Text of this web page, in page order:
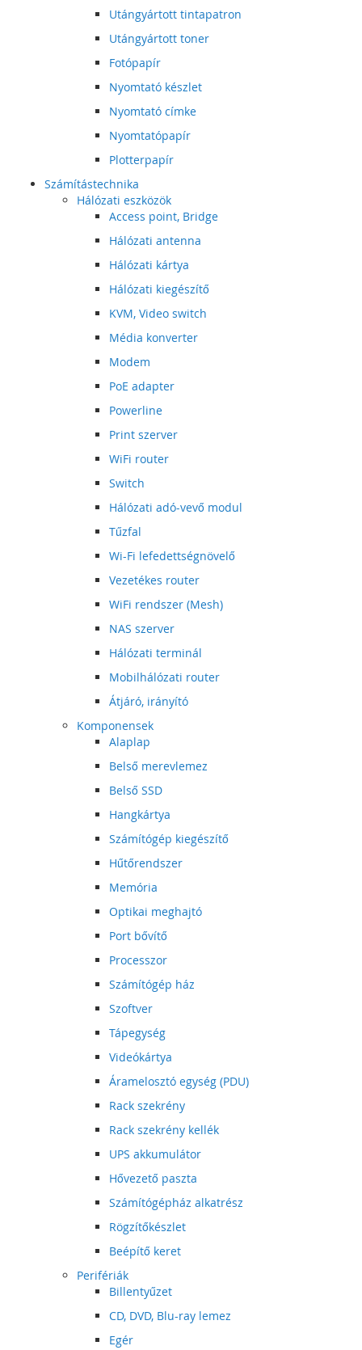
Utángyártott tintapatron
Utángyártott toner
Fotópapír
Nyomtató készlet
Nyomtató címke
Nyomtatópapír
Plotterpapír
Számítástechnika
Hálózati eszközök
Access point, Bridge
Hálózati antenna
Hálózati kártya
Hálózati kiegészítő
KVM, Video switch
Média konverter
Modem
PoE adapter
Powerline
Print szerver
WiFi router
Switch
Hálózati adó-vevő modul
Tűzfal
Wi-Fi lefedettségnövelő
Vezetékes router
WiFi rendszer (Mesh)
NAS szerver
Hálózati terminál
Mobilhálózati router
Átjáró, irányító
Komponensek
Alaplap
Belső merevlemez
Belső SSD
Hangkártya
Számítógép kiegészítő
Hűtőrendszer
Memória
Optikai meghajtó
Port bővítő
Processzor
Számítógép ház
Szoftver
Tápegység
Videókártya
Áramelosztó egység (PDU)
Rack szekrény
Rack szekrény kellék
UPS akkumulátor
Hővezető paszta
Számítógépház alkatrész
Rögzítőkészlet
Beépítő keret
Perifériák
Billentyűzet
CD, DVD, Blu-ray lemez
Egér